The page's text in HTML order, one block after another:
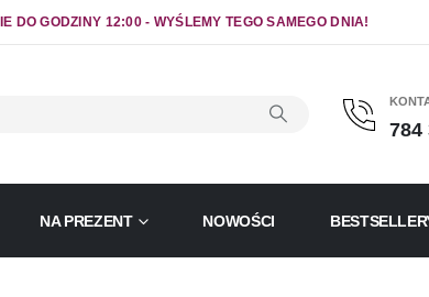
DO GODZINY 12:00 - WYŚLEMY TEGO SAMEGO DNIA!
784
NA PREZENT NOWOŚCI